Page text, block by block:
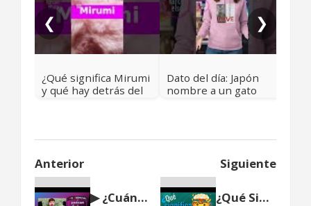
❮
¿Qué significa Mirumi
y qué hay detrás del
Dato del día: Japón
nombre a un gato
❯
Anterior Siguiente
▶ ¿Cuánto ganó MrBeast en 2021? 🎤 Podcast NO ESENCIAL #56 con Nelson Alarcón ¿Qué Significa SMH – NFC – WYM – NTP – ESP – TERF – QR - TIL? - Abreviaturas 🤯